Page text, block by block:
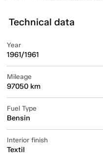
Technical data
Year
1961/1961
Mileage
97050 km
Fuel Type
Bensin
Interior finish
Textil